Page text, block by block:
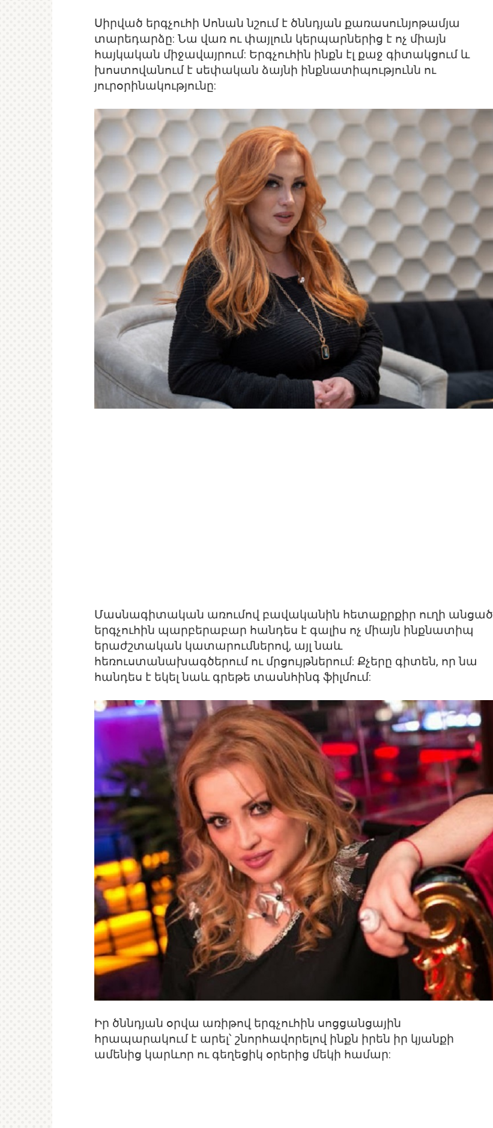
Սիրված երգչուհի Սոնան նշում է ծննդյան քառասունյոթամյա
տարեդարձը: Նա վառ ու փայլուն կերպարներից է ոչ միայն
հայկական միջավայրում: Երգչուհին ինքն էլ քաջ գիտակցում և
խոստովանում է սեփական ձայնի ինքնատիպությունն ու
յուրօրինակությունը:
Մասնագիտական առումով բավականին հետաքրքիր ուղի անցած
երգչուհին պարբերաբար հանդես է գալիս ոչ միայն ինքնատիպ
երաժշտական կատարումներով, այլ նաև
հեռուստանախագծերում ու մրցույթներում: Քչերը գիտեն, որ նա
հանդես է եկել նաև գրեթե տասնհինգ ֆիլմում:
Իր ծննդյան օրվա առիթով երգչուհին սոցցանցային
հրապարակում է արել՝ շնորհավորելով ինքն իրեն իր կյանքի
ամենից կարևոր ու գեղեցիկ օրերից մեկի համար: